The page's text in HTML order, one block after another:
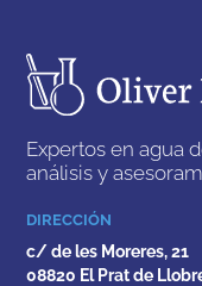
Expertos en agua
análisis y
DIRECCIÓN
c/ de les Moreres, 21
08820 El Prat de